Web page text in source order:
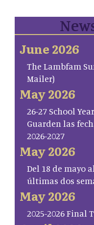
June 2026
The Lambfam
Mailer)
May 2026
26-27 School
Guarden las
2026-2027
May 2026
Del 18 de mayo
últimas dos
May 2026
2025-2026 Final